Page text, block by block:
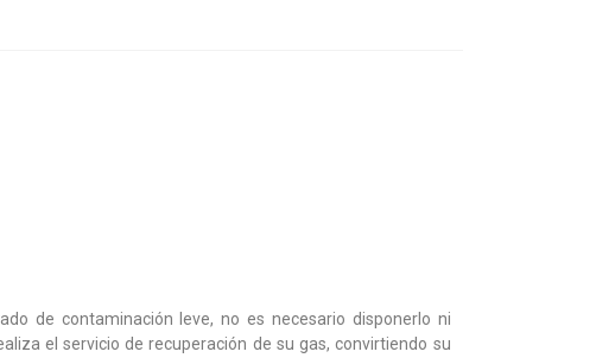
de contaminación leve, no es necesario disponerlo ni
el servicio de recuperación de su gas, convirtiendo su